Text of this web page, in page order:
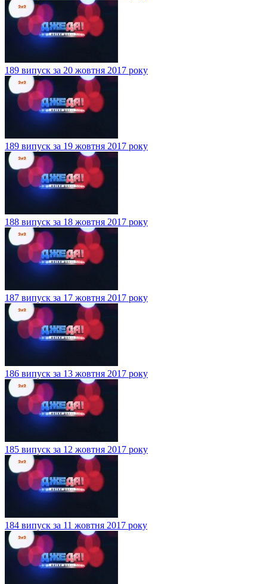
189 випуск за 20 жовтня 2017 року
189 випуск за 19 жовтня 2017 року
188 випуск за 18 жовтня 2017 року
187 випуск за 17 жовтня 2017 року
186 випуск за 13 жовтня 2017 року
185 випуск за 12 жовтня 2017 року
184 випуск за 11 жовтня 2017 року